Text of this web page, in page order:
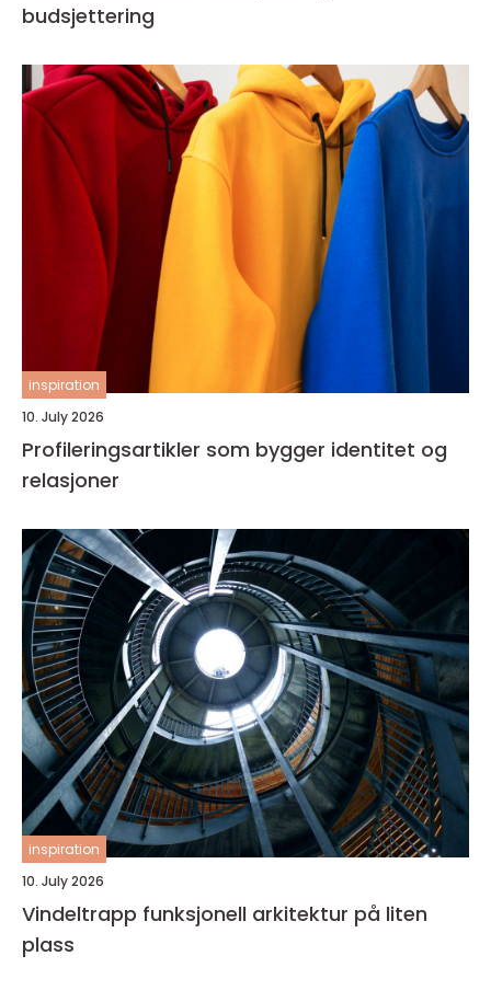
budsjettering
inspiration
10. July 2026
Profileringsartikler som bygger identitet og
relasjoner
inspiration
10. July 2026
Vindeltrapp funksjonell arkitektur på liten
plass